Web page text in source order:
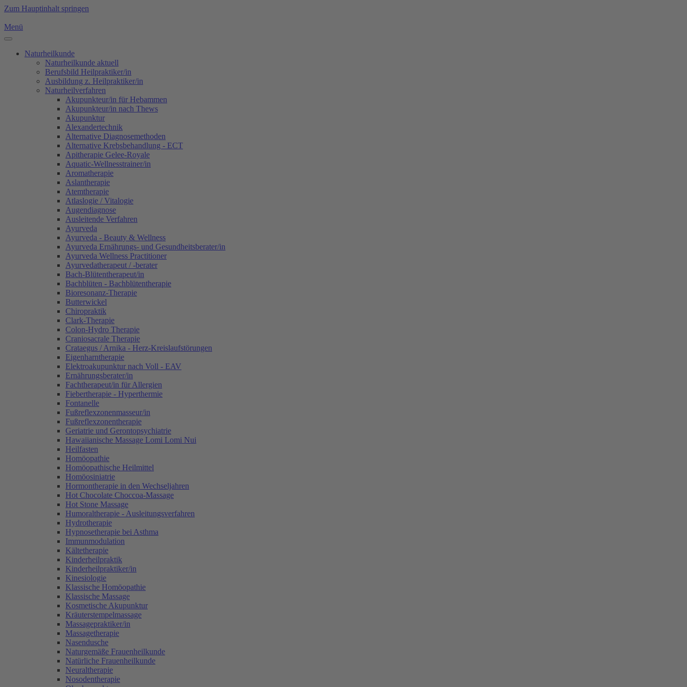
Zum Hauptinhalt springen
Menü
Naturheilkunde
Naturheilkunde aktuell
Berufsbild Heilpraktiker/in
Ausbildung z. Heilpraktiker/in
Naturheilverfahren
Akupunkteur/in für Hebammen
Akupunkteur/in nach Thews
Akupunktur
Alexandertechnik
Alternative Diagnosemethoden
Alternative Krebsbehandlung - ECT
Apitherapie Gelee-Royale
Aquatic-Wellnesstrainer/in
Aromatherapie
Aslantherapie
Atemtherapie
Atlaslogie / Vitalogie
Augendiagnose
Ausleitende Verfahren
Ayurveda
Ayurveda - Beauty & Wellness
Ayurveda Ernährungs- und Gesundheitsberater/in
Ayurveda Wellness Practitioner
Ayurvedatherapeut / -berater
Bach-Blütentherapeut/in
Bachblüten - Bachblütentherapie
Bioresonanz-Therapie
Butterwickel
Chiropraktik
Clark-Therapie
Colon-Hydro Therapie
Craniosacrale Therapie
Crataegus / Arnika - Herz-Kreislaufstörungen
Eigenharntherapie
Elektroakupunktur nach Voll - EAV
Ernährungsberater/in
Fachtherapeut/in für Allergien
Fiebertherapie - Hyperthermie
Fontanelle
Fußreflexzonenmasseur/in
Fußreflexzonentherapie
Geriatrie und Gerontopsychiatrie
Hawaiianische Massage Lomi Lomi Nui
Heilfasten
Homöopathie
Homöopathische Heilmittel
Homöosiniatrie
Hormontherapie in den Wechseljahren
Hot Chocolate Choccoa-Massage
Hot Stone Massage
Humoraltherapie - Ausleitungsverfahren
Hydrotherapie
Hypnosetherapie bei Asthma
Immunmodulation
Kältetherapie
Kinderheilpraktik
Kinderheilpraktiker/in
Kinesiologie
Klassische Homöopathie
Klassische Massage
Kosmetische Akupunktur
Kräuterstempelmassage
Massagepraktiker/in
Massagetherapie
Nasendusche
Naturgemäße Frauenheilkunde
Natürliche Frauenheilkunde
Neuraltherapie
Nosodentherapie